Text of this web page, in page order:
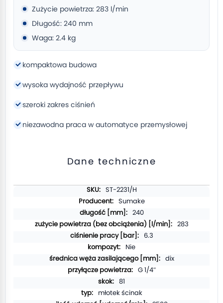
Zużycie powietrza: 283 l/min
Długość: 240 mm
Waga: 2.4 kg
kompaktowa budowa
wysoka wydajność przepływu
szeroki zakres ciśnień
niezawodna praca w automatyce przemysłowej
Dane techniczne
ST-2231/H
Sumake
240
283
6.3
Nie
dix
G 1/4″
81
młotek ścinak